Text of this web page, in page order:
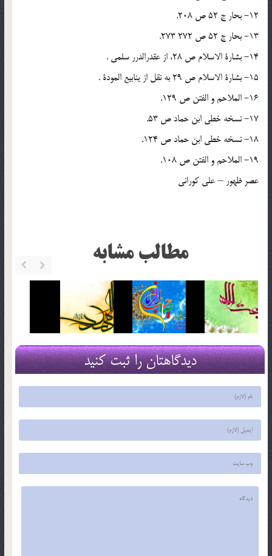
12- بحار ج 52 ص 208.
13- بحار ج 52 ص 272 273.
14- بشارة الاسلام ص 28، از عقدرالدرر سلمی .
15- بشارة الاسلام ص 29 به نقل از ینابیع المودة .
16- الملاحم و الفتن ص 129.
17- نسخه خطی ابن حماد ص 53.
18- نسخه خطی ابن حماد ص 124.
19- الملاحم و الفتن ص 108.
عصر ظهور – علی کورانی
مطالب مشابه
دیدگاهتان را ثبت کنید